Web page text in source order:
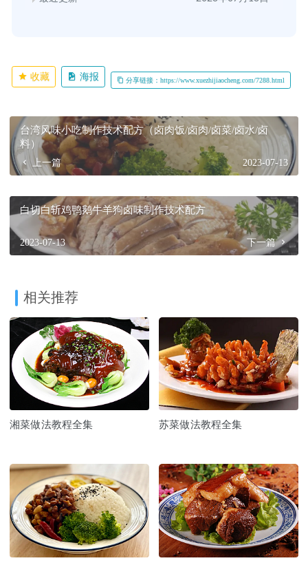
收藏 海报 分享链接：https://www.xuezhijiaocheng.com/7288.html
台湾风味小吃制作技术配方（卤肉饭/卤肉/卤菜/卤水/卤
料）
上一篇 2023-07-13
白切白斩鸡鸭鹅牛羊狗卤味制作技术配方
2023-07-13 下一篇
相关推荐
湘菜做法教程全集 苏菜做法教程全集